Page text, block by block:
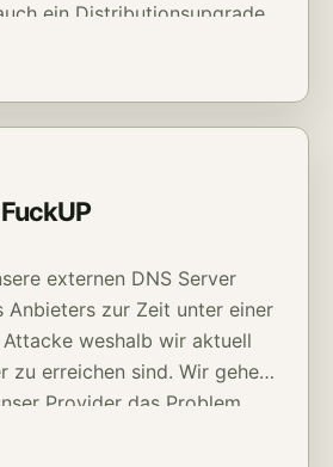
ein Distributionsupgrade
Jessie an. Wie rechnen
neustarts von Servern im
externen DNS Server
Anbieters zur Zeit unter einer
Attacke weshalb wir aktuell
zu erreichen sind. Wir gehen
Provider das Problem
Griff bekommt und